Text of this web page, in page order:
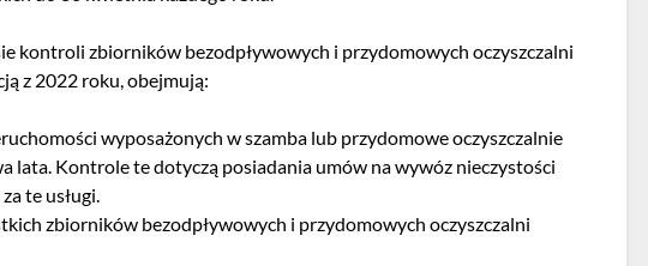
kontroli zbiorników bezodpływowych i przydomowych oczyszczalni
z 2022 roku, obejmują:
wyposażonych w szamba lub przydomowe oczyszczalnie
lata. Kontrole te dotyczą posiadania umów na wywóz nieczystości
te usługi.
zbiorników bezodpływowych i przydomowych oczyszczalni